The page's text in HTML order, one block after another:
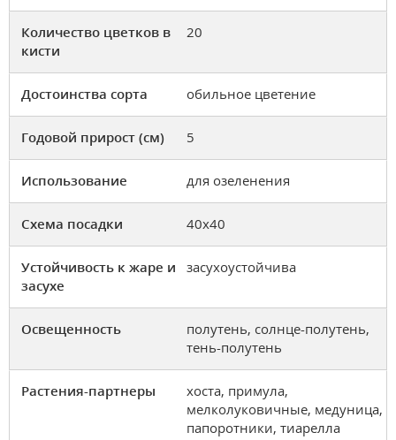
Количество цветков в
кисти
20
Достоинства сорта обильное цветение
Годовой прирост (см) 5
Использование для озеленения
Схема посадки 40х40
Устойчивость к жаре и
засухе
засухоустойчива
Освещенность
полутень, солнце-полутень,
тень-полутень
Растения-партнеры
хоста, примула,
мелколуковичные, медуница,
папоротники, тиарелла